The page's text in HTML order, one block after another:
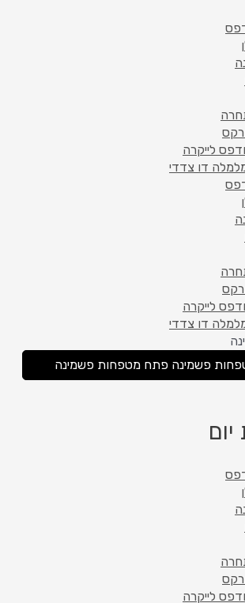
לייקרה
דו צדדי
לייקרה
דו צדדי
פשמינה פתח מטפחות פשמינה
לייקרה